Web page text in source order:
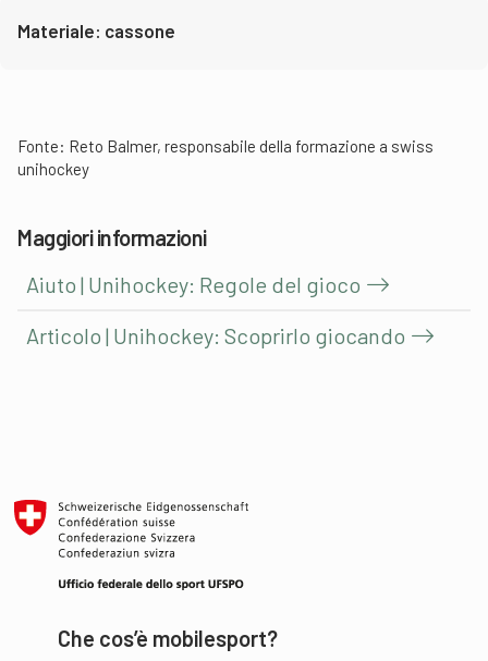
Materiale: cassone
Fonte: Reto Balmer, responsabile della formazione a swiss
unihockey
Maggiori informazioni
Aiuto | Unihockey: Regole del gioco
Articolo | Unihockey: Scoprirlo giocando
Che cos’è mobilesport?